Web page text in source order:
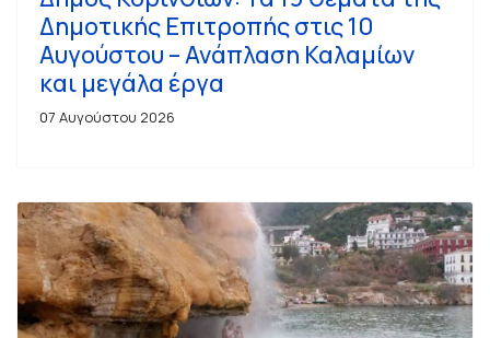
Δημοτικής Επιτροπής στις 10
Αυγούστου – Ανάπλαση Καλαμίων
και μεγάλα έργα
07 Αυγούστου 2026